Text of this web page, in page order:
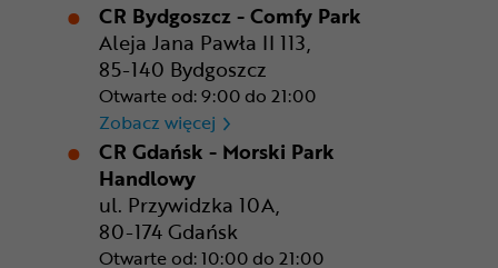
CR Bydgoszcz - Comfy Park
Aleja Jana Pawła II 113,
85-140 Bydgoszcz
Otwarte od: 9:00 do 21:00
Zobacz więcej CR Bydgoszcz - Comfy Park
CR Gdańsk - Morski Park
Handlowy
ul. Przywidzka 10A,
80-174 Gdańsk
Otwarte od: 10:00 do 21:00